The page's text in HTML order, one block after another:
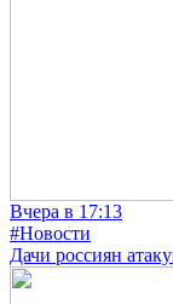
Вчера в 17:13
#Новости
Дачи россиян